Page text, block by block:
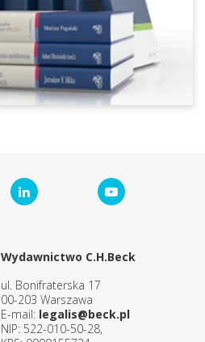
Wydawnictwo C.H.Beck
ul. Bonifraterska 17
00-203 Warszawa
E-mail: legalis@beck.pl
NIP: 522-010-50-28,